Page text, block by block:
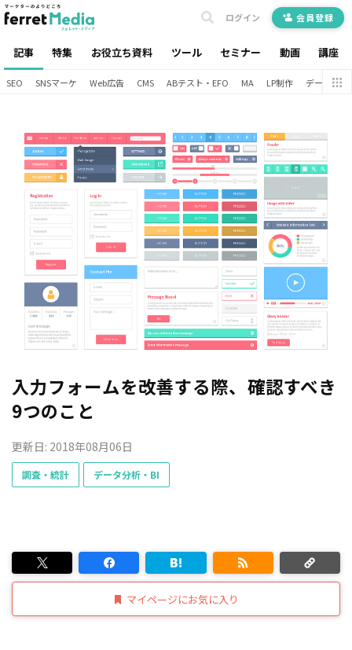
記事 特集 お役立ち資料 ツール セミナー 動画 講座
ログイン 会員登録
SEO SNSマーケ Web広告 CMS ABテスト・EFO MA LP制作 データ分析
入力フォームを改善する際、確認すべき
9つのこと
更新日: 2018年08月06日
調査・統計 データ分析・BI
マイページにお気に入り